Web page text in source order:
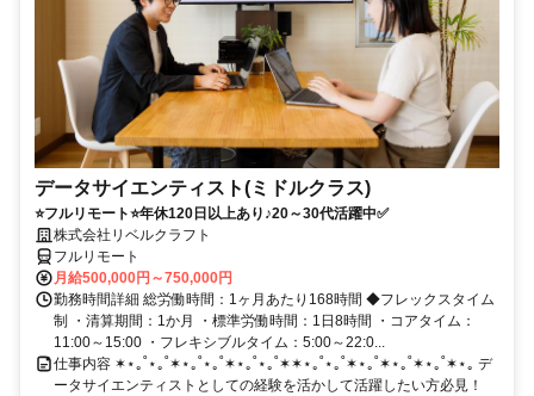
データサイエンティスト(ミドルクラス)
⭐フルリモート⭐年休120日以上あり♪20～30代活躍中✅
株式会社リベルクラフト
フルリモート
月給500,000円～750,000円
勤務時間詳細 総労働時間：1ヶ月あたり168時間 ◆フレックスタイム
制 ・清算期間：1か月 ・標準労働時間：1日8時間 ・コアタイム：
11:00～15:00 ・フレキシブルタイム：5:00～22:0...
仕事内容 ✶⋆｡˚⋆｡˚✶⋆｡˚⋆｡˚✶⋆｡˚⋆｡˚✶✶⋆｡˚⋆｡˚✶⋆｡˚✶⋆｡˚✶⋆｡˚✶⋆｡ デ
ータサイエンティストとしての経験を活かして活躍したい方必見！